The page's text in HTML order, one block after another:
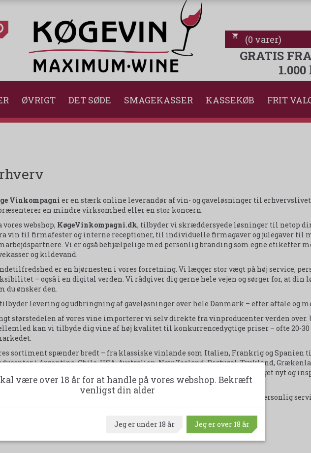
(0 varer)
GRATIS
ØVRIGT DET SØDE SMAGEKASSER KASSEKØB FRIT
Vinkompagni er en stærk online leverandør af vin- og gaveløsninger til erhvervslivet
en mindre virksomhed eller en stor koncern.
vores webshop, KøgeVinkompagni.dk, tilbyder vi skræddersyede løsninger til netop
vin til firmafester og interne receptioner, til individuelle firmagaver og julegaver til
Vi er også behjælpelige med personlig branding som egne etiketter
og kildevand.
er en hjørnesten i vores forretning. Vi lægger stor vægt på høj service,
– også i en digital verden. Vi rådgiver dig gerne hele vejen og sørger for, at din
du ønsker den.
levering og udbringning af gaveløsninger over hele Danmark – efter aftale og
størstedelen af vores vine importerer vi selv direkte fra vinproducenter verden over.
kan vi tilbyde dig vine af høj kvalitet til konkurrencedygtige priser – ofte 20-30
sortiment spænder bredt – fra klassiske vinlande som Italien, Frankrig og Spanien
i Argentina, Chile, USA, Australien, New Zealand, Portugal, Tyskland,
Danmark! Sortimentet udvikles og opdateres løbende, så der altid er noget nyt og
er du som erhvervskunde garanteret høj kvalitet, personlig
være over 18 år for at handle på vores webshop. Bekræft
venligst din alder
Jeg er under 18 år Jeg er over 18 år